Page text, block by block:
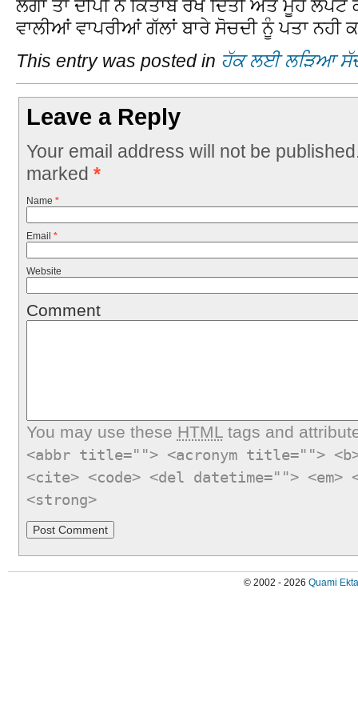
ਲੱਗਾ ਤਾਂ ਦੀਪੀ ਨੇ ਕਿਤਾਬ ਰੱਖ ਦਿੱਤੀ ਅਤੇ ਮੂੰਹ
ਵਾਲੀਆਂ ਵਾਪਰੀਆਂ ਗੱਲਾਂ ਬਾਰੇ ਸੋਚਦੀ ਨੂੰ ਪਤਾ
This entry was posted in ਹੱਕ ਲਈ ਲੜਿਆ
Leave a Reply
Your email address will not be
marked *
Name *
Email *
Website
Comment
You may use these HTMLtags and
<abbr title=""> <acronym title="">
<cite> <code> <del datetime="">
<strong>
© 2002 - 2026 Quami